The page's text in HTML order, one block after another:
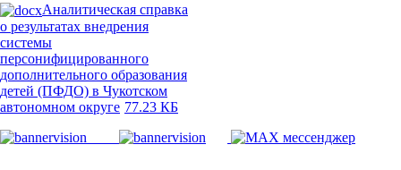
Аналитическая справка
о результатах внедрения
системы
персонифицированного
дополнительного образования
детей (ПФДО) в Чукотском
автономном округе 77.23 КБ